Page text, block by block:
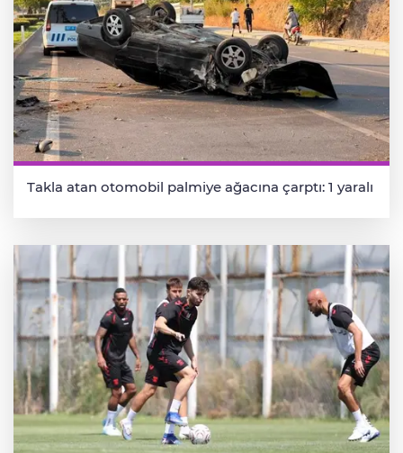
Takla atan otomobil palmiye ağacına çarptı: 1 yaralı